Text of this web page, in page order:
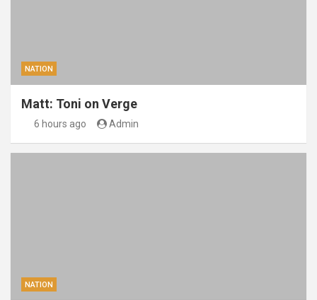
NATION
Matt: Toni on Verge
6 hours ago Admin
NATION